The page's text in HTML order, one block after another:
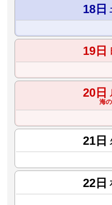
18日
19日
20日
海
21日
22日